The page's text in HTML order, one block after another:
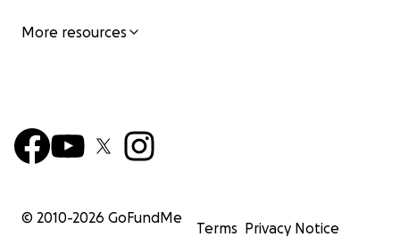
More resources
© 2010-2026 GoFundMe
Terms Privacy Notice